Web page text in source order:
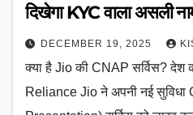
दिखेगा KYC वाला असली
DECEMBER 19, 2025
क्या है Jio की CNAP सर्विस? देश
Reliance Jio ने अपनी नई